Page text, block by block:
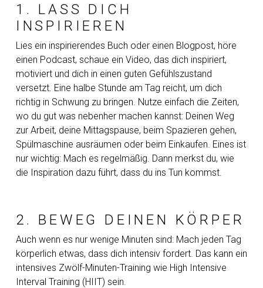
1. LASS DICH
INSPIRIEREN
Lies ein inspirierendes Buch oder einen Blogpost, höre
einen Podcast, schaue ein Video, das dich inspiriert,
motiviert und dich in einen guten Gefühlszustand
versetzt. Eine halbe Stunde am Tag reicht, um dich
richtig in Schwung zu bringen. Nutze einfach die Zeiten,
wo du gut was nebenher machen kannst: Deinen Weg
zur Arbeit, deine Mittagspause, beim Spazieren gehen,
Spülmaschine ausräumen oder beim Einkaufen. Eines ist
nur wichtig: Mach es regelmäßig. Dann merkst du, wie
die Inspiration dazu führt, dass du ins Tun kommst.
2. BEWEG DEINEN KÖRPER
Auch wenn es nur wenige Minuten sind: Mach jeden Tag
körperlich etwas, dass dich intensiv fordert. Das kann ein
intensives Zwölf-Minuten-Training wie High Intensive
Interval Training (HIIT) sein.